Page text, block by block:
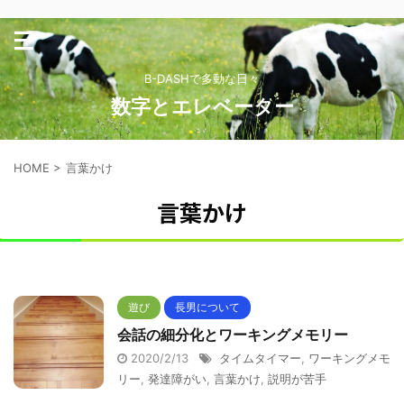
B-DASHで多動な日々
数字とエレベーター
HOME > 言葉かけ
言葉かけ
遊び 長男について
会話の細分化とワーキングメモリー
2020/2/13 タイムタイマー
ワーキングメモ
リー 発達障がい 言葉かけ 説明が苦手